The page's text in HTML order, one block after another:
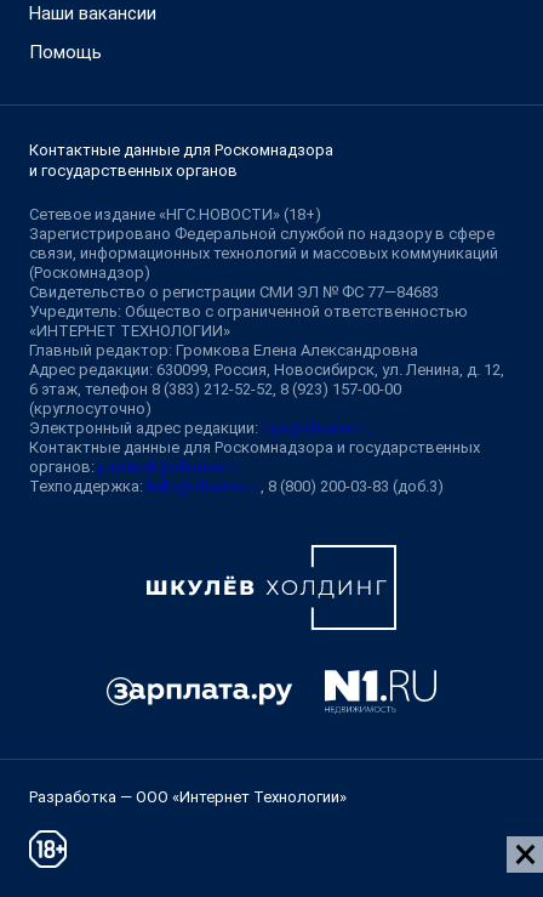
Наши вакансии
Помощь
Контактные данные для Роскомнадзора
и государственных органов
Сетевое издание «НГС.НОВОСТИ» (18+)
Зарегистрировано Федеральной службой по надзору в сфере
связи, информационных технологий и массовых коммуникаций
(Роскомнадзор)
Свидетельство о регистрации СМИ ЭЛ № ФС 77—84683
Учредитель: Общество с ограниченной ответственностью
«ИНТЕРНЕТ ТЕХНОЛОГИИ»
Главный редактор: Громкова Елена Александровна
Адрес редакции: 630099, Россия, Новосибирск, ул. Ленина, д. 12,
6 этаж, телефон 8 (383) 212-52-52, 8 (923) 157-00-00
(круглосуточно)
Электронный адрес редакции: ngs@shkulev.ru
Контактные данные для Роскомнадзора и государственных
органов: juristnsk@shkulev.ru
Техподдержка: help@shkulev.ru , 8 (800) 200-03-83 (доб.3)
Разработка — ООО «Интернет Технологии»